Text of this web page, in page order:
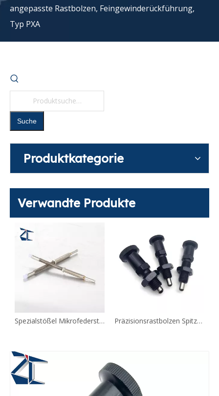
angepasste Rastbolzen, Feingewinderückführung,
Typ PXA
Suche
Produktkategorie
Verwandte Produkte
Spezialstößel Mikrofederstifte JJPPN Präzisionsrastbolzen Spitzenform wählbar PXAN